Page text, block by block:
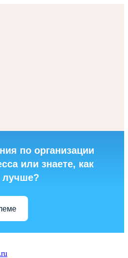
по организации
или знаете, как
лучше?